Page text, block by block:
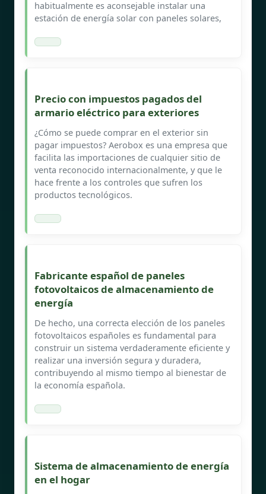
habitualmente es aconsejable instalar una
estación de energía solar con paneles solares,
Precio con impuestos pagados del
armario eléctrico para exteriores
¿Cómo se puede comprar en el exterior sin
pagar impuestos? Aerobox es una empresa que
facilita las importaciones de cualquier sitio de
venta reconocido internacionalmente, y que le
hace frente a los controles que sufren los
productos tecnológicos.
Fabricante español de paneles
fotovoltaicos de almacenamiento de
energía
De hecho, una correcta elección de los paneles
fotovoltaicos españoles es fundamental para
construir un sistema verdaderamente eficiente y
realizar una inversión segura y duradera,
contribuyendo al mismo tiempo al bienestar de
la economía española.
Sistema de almacenamiento de energía
en el hogar